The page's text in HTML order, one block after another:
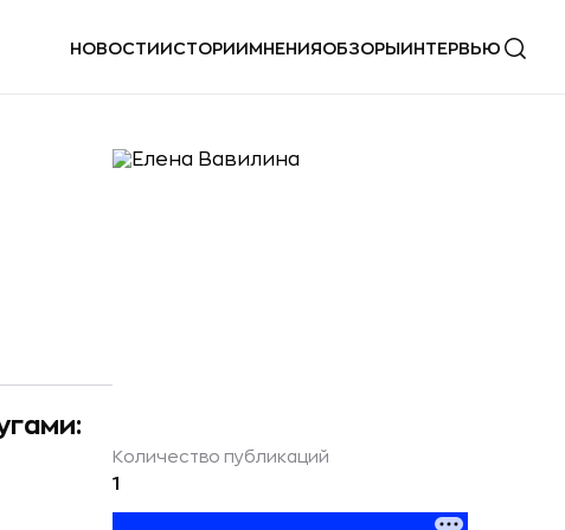
НОВОСТИ ИСТОРИИ МНЕНИЯ ОБЗОРЫ ИНТЕРВЬЮ
Количество публикаций
1